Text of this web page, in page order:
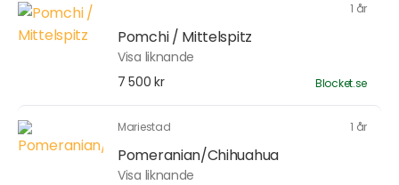
1 år
Pomchi / Mittelspitz
Visa liknande
7 500 kr
Blocket.se
Mariestad 1 år
Pomeranian/Chihuahua
Visa liknande